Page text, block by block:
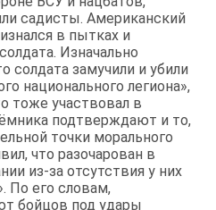
садисты. Американский
в пытках и
Изначально
солдата замучили и убили
национального легиона»,
тоже участвовал в
подтверждают и то,
точки морального
что разочарован в
из-за отсутствия у них
По его словам,
бойцов под удары